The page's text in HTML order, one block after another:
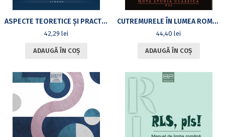
ASPECTE TEORETICE ȘI PRACTICE ALE TERMINOLOGIEI JURIDICE ROMÂNO-PORTUGHEZE
42,29lei
ADAUGĂ ÎN COȘ
CUTREMURELE ÎN LUMEA ROMANĂ ÎNTRE SECOLELE I‒IV P. CHR.
44,40lei
ADAUGĂ ÎN COȘ